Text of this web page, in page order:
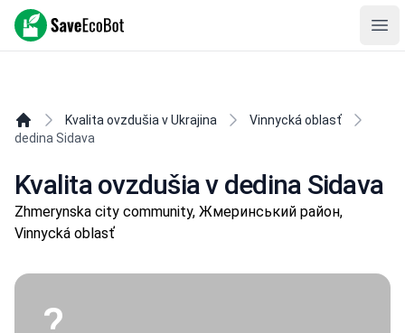
SaveEcoBot
Kvalita ovzdušia v Ukrajina
Vinnycká oblasť
dedina Sidava
Kvalita ovzdušia v dedina Sidava
Zhmerynska city community, Жмеринський район,
Vinnycká oblasť